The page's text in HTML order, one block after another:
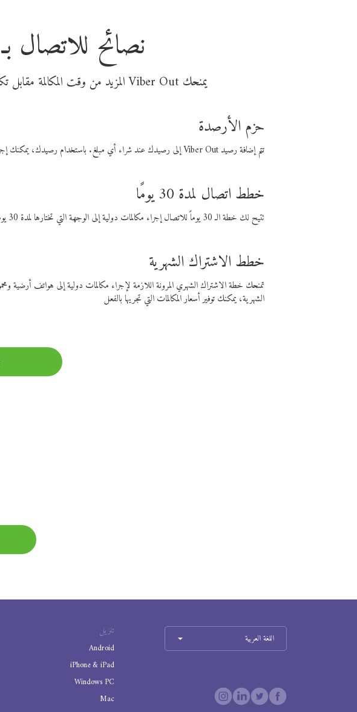
نصائح للاتصال
يمنحك Viber Out المزيد من وقت المكالمة مقابل تكلفة أقل من المال. اختر من أحد خيارات الاتصال المرنة ذات السعر المنخفض:
حزم الأرصدة
تتم إضافة رصيد Viber Out إلى رصيدك عند شراء أي مبلغ. باستخدام رصيدك، يمكنك إجراء مكالمات إلى أي رقم في العالم بأسعار فايبر المنخفضة.
خطط اتصال لمدة 30 يومًا
تتيح لك خطة الـ 30 يوماً للاتصال إجراء مكالمات دولية إلى الوجهة التي تختارها لمدة 30 يوماً بأسعار فايبر المنخفضة.
خطط الاشتراك الشهرية
تمنحك خطة الاشتراك الشهري المرونة اللازمة لإجراء مكالمات دولية إلى هواتف
الشهرية، يمكنك توفير أسعار المكالمات التي تجريها بالفعل
تنزيل
Android
iPhone & iPad
Windows PC
Mac
اللغة العربية